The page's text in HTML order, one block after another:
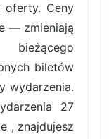
oferty. Ceny
— zmieniają
biletów
wydarzenia.
27
, znajdujesz